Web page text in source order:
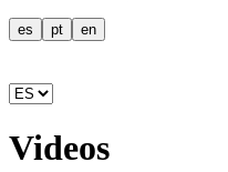
es pt en
Videos